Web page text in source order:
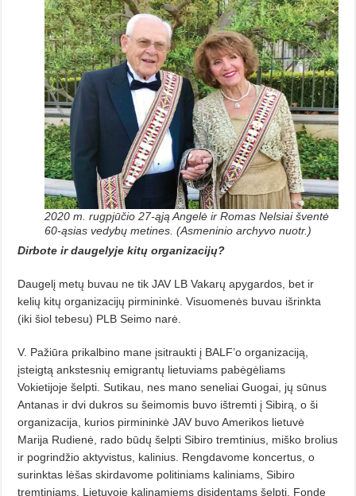
2020 m. rugpjūčio 27-ąją Angelė ir Romas Nelsiai šventė
60-ąsias vedybų metines. (Asmeninio archyvo nuotr.)
Dirbote ir daugelyje kitų organizacijų?
Daugelį metų buvau ne tik JAV LB Vakarų apygardos, bet ir
kelių kitų organizacijų pirmininkė. Visuo­menės buvau išrinkta
(iki šiol tebesu) PLB Seimo narė.
V. Pažiūra prikalbino mane įsitraukti į BALF’o organizaciją,
įsteig­tą ankstesnių emigrantų lietuviams pabėgėliams
Vokietijoje šelpti. Suti­kau, nes mano seneliai Guogai, jų sū­nus
Antanas ir dvi dukros su šeimo­mis buvo ištremti į Sibirą, o ši
organizacija, kurios pirmininkė JAV bu­vo Amerikos lietuvė
Marija Rudienė, rado būdų šelpti Sibiro tremtinius, miško brolius
ir pogrindžio aktyvistus, kalinius. Rengdavome koncertus, o
surinktas lėšas skirdavome politiniams kaliniams, Sibiro
tremtiniams, Lietuvoje kalinamiems disidentams šelpti. Fonde